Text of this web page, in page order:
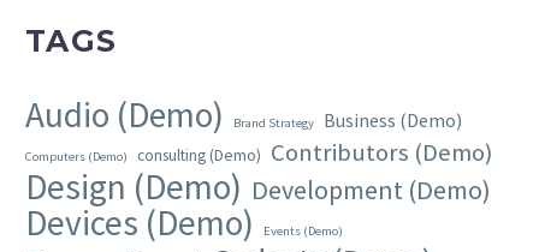
TAGS
Audio (Demo) Brand Strategy Business (Demo)
Computers (Demo) consulting (Demo) Contributors (Demo)
Design (Demo) Development (Demo)
Devices (Demo) Events (Demo)